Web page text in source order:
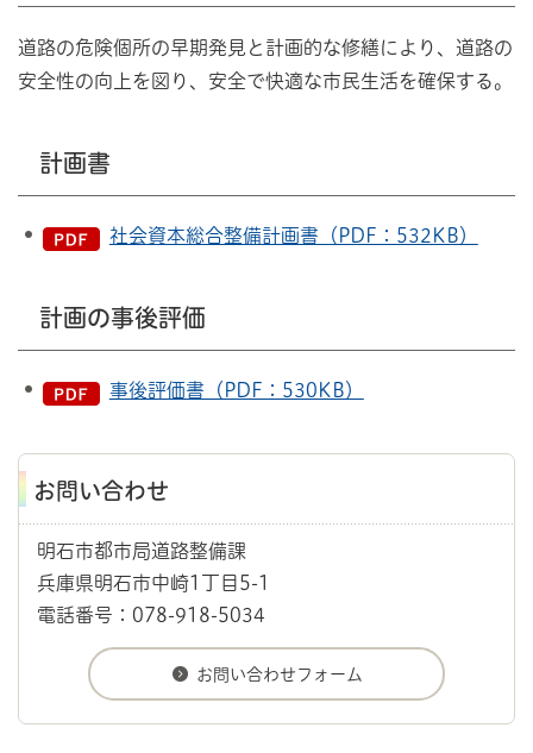
道路の危険個所の早期発見と計画的な修繕により、道路の
安全性の向上を図り、安全で快適な市民生活を確保する。
計画書
社会資本総合整備計画書（PDF：532KB）
計画の事後評価
事後評価書（PDF：530KB）
お問い合わせ
明石市都市局道路整備課
兵庫県明石市中崎1丁目5-1
電話番号：078-918-5034